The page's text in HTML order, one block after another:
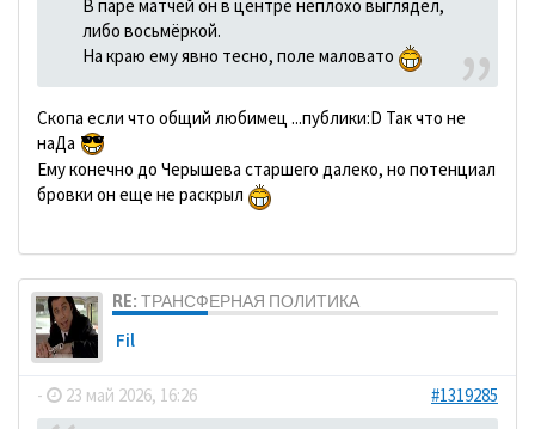
В паре матчей он в центре неплохо выглядел,
либо восьмёркой.
На краю ему явно тесно, поле маловато
Скопа если что общий любимец ...публики:D Так что не
наДа
Ему конечно до Черышева старшего далеко, но потенциал
бровки он еще не раскрыл
RE: ТРАНСФЕРНАЯ ПОЛИТИКА
Fil
- 23 май 2026, 16:26 #1319285